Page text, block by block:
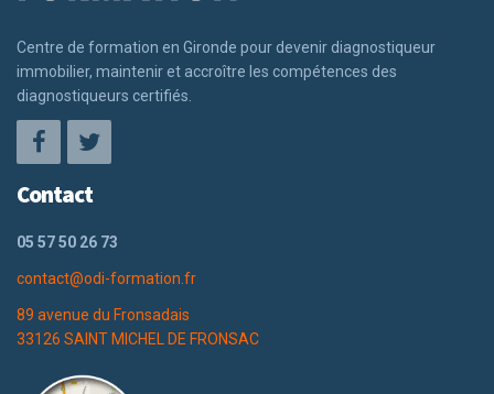
Centre de formation en Gironde pour devenir diagnostiqueur
immobilier, maintenir et accroître les compétences des
diagnostiqueurs certifiés.
Contact
05 57 50 26 73
contact@odi-formation.fr
89 avenue du Fronsadais
33126 SAINT MICHEL DE FRONSAC